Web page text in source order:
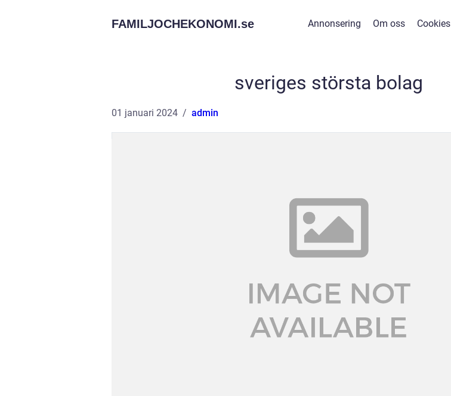
FAMILJOCHEKONOMI.se Annonsering Om oss Cookies
sveriges största bolag
01 januari 2024 admin